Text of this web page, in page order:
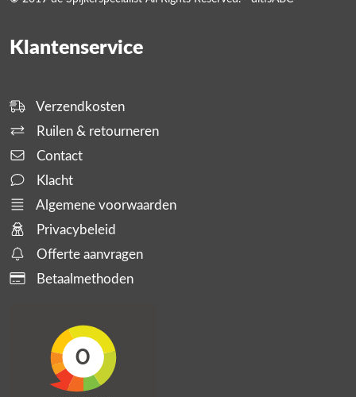
Klantenservice
Verzendkosten
Ruilen & retourneren
Contact
Klacht
Algemene voorwaarden
Privacybeleid
Offerte aanvragen
Betaalmethoden